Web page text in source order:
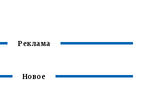
Реклама
Новое